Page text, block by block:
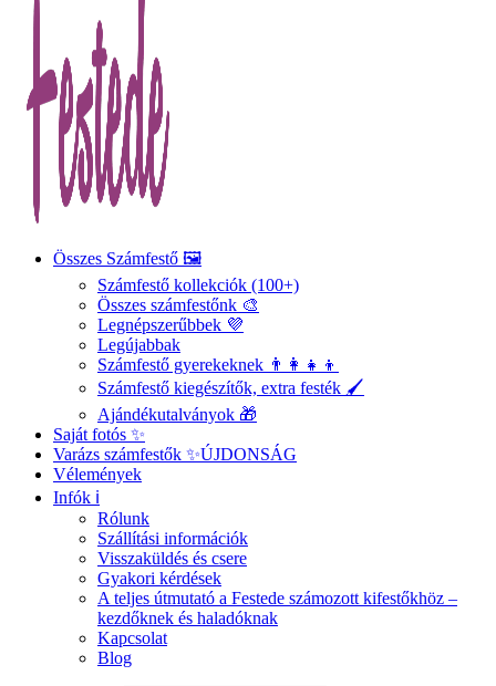
Összes Számfestő 🖼️
Számfestő kollekciók (100+)
Összes számfestőnk 🎨
Legnépszerűbbek 💜
Legújabbak
Számfestő gyerekeknek 👨‍👩‍👧‍👦
Számfestő kiegészítők, extra festék 🖌️
Ajándékutalványok 🎁
Saját fotós ✨
Varázs számfestők ✨ÚJDONSÁG
Vélemények
Infók ℹ️
Rólunk
Szállítási információk
Visszaküldés és csere
Gyakori kérdések
A teljes útmutató a Festede számozott kifestőkhöz –
kezdőknek és haladóknak
Kapcsolat
Blog